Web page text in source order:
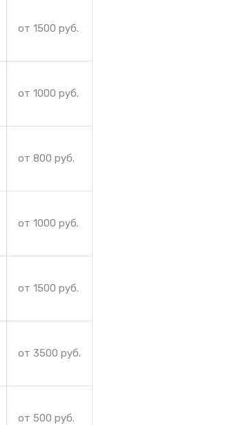
от 1500 руб.
от 1000 руб.
от 800 руб.
от 1000 руб.
от 1500 руб.
от 3500 руб.
от 500 руб.